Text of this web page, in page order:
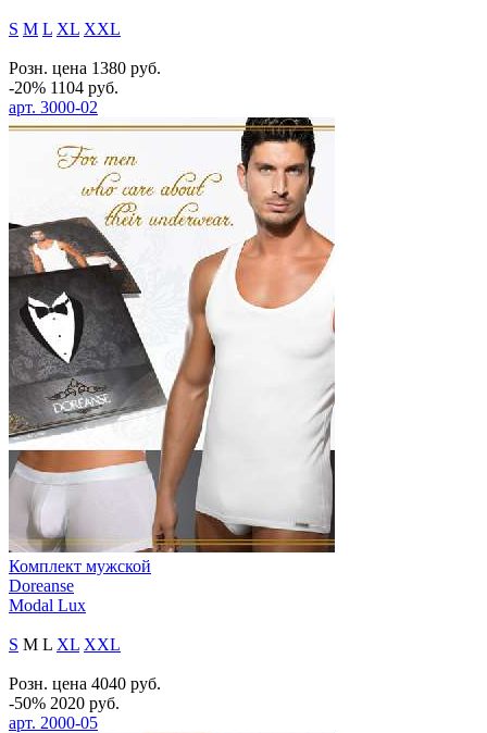
S M L XL XXL
Розн. цена 1380 руб.
-20% 1104 руб.
арт. 3000-02
Комплект мужской
Doreanse
Modal Lux
S M L XL XXL
Розн. цена 4040 руб.
-50% 2020 руб.
арт. 2000-05